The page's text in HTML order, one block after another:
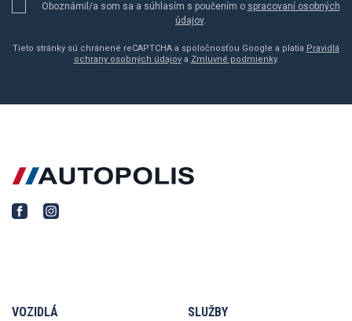
Oboznámil/a som sa a súhlasím s poučením o spracovaní osobných
údajov.
Tieto stránky sú chránené reCAPTCHA a spoločnosťou Google a platia Pravidlá
ochrany osobných údajova Zmluvné podmienky.
VOZIDLÁ SLUŽBY